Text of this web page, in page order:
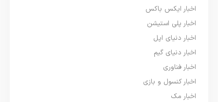
اخبار ایکس باکس
اخبار پلی استیشن
اخبار دنیای اپل
اخبار دنیای گیم
اخبار فناوری
اخبار کنسول و بازی
اخبار مک